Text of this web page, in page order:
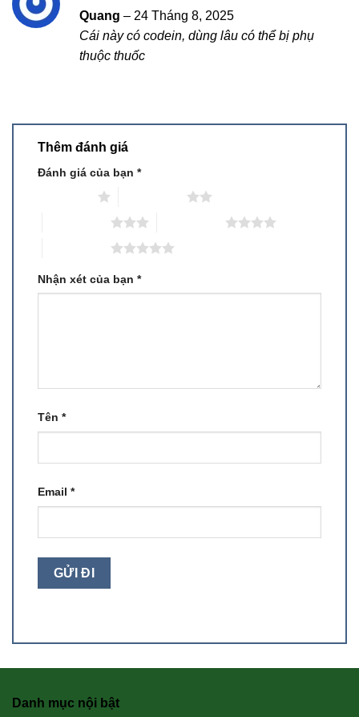
Được xếp
hạng
55
sao
Quang – 24 Tháng 8, 2025
Cái này có codein, dùng lâu có thể bị phụ
thuộc thuốc
Thêm đánh giá
Đánh giá của bạn *
Nhận xét của bạn *
Tên *
Email *
Danh mục nội bật